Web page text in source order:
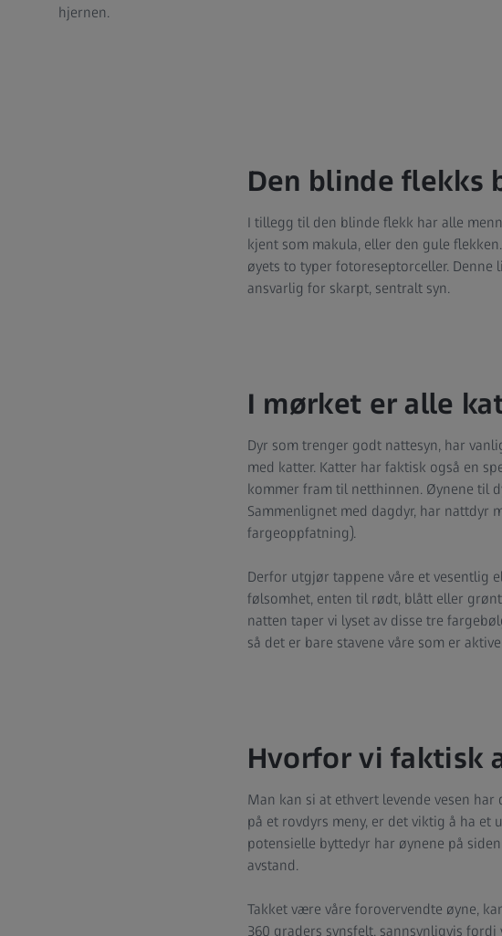
hjernen.
Den blinde flekks
I tillegg til den blinde flekk har alle
kjent som makula, eller den gule
øyets to typer fotoreseptorceller.
ansvarlig for skarpt, sentralt syn.
I mørket er alle
Dyr som trenger godt nattesyn, har
med katter. Katter har faktisk også en
kommer fram til netthinnen. Øynene til
Sammenlignet med dagdyr, har nattdyr
fargeoppfatning).
Derfor utgjør tappene våre et vesentlig
følsomhet, enten til rødt, blått eller
natten taper vi lyset av disse tre
så det er bare stavene våre som er
Hvorfor vi faktisk
Man kan si at ethvert levende vesen
på et rovdyrs meny, er det viktig å ha et
potensielle byttedyr har øynene på
avstand.
Takket være våre forovervendte øyne,
360 graders synsfelt, sannsynligvis